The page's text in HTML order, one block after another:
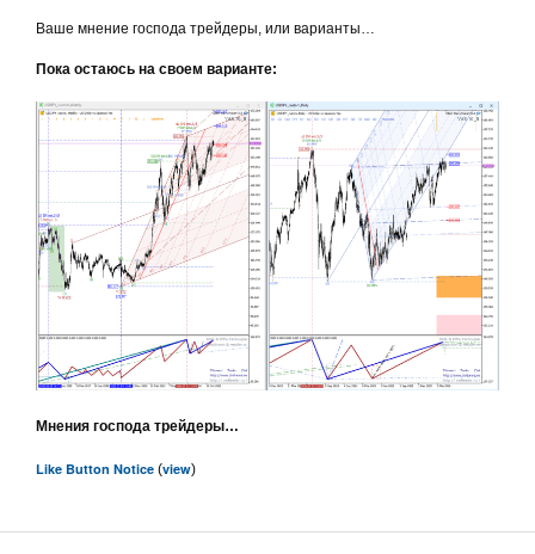
Ваше мнение господа трейдеры, или варианты…
Пока остаюсь на своем варианте:
Мнения господа трейдеры…
Like Button Notice (view)